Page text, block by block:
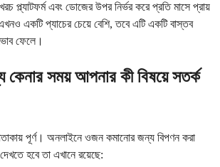
প্ল্যাটফর্ম এবং ডোজের উপর নির্ভর করে প্রতি মাসে প্রায়
একটি প্যাচের চেয়ে বেশি, তবে এটি একটি বাস্তব
ফেলে।
সময় আপনার কী বিষয়ে সতর্ক
পূর্ণ। অনলাইনে ওজন কমানোর জন্য বিপণন করা
হবে তা এখানে রয়েছে: